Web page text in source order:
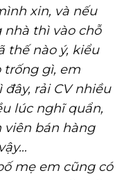
xin, và nếu
nhà thì vào chỗ
thế nào ý, kiểu
trống gì, em
rải CV nhiều
lúc nghĩ quẩn,
viên bán hàng
mẹ em cũng có